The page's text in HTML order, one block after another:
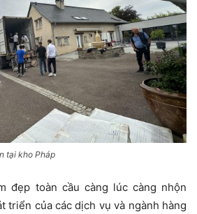
tại kho Pháp
đẹp toàn cầu càng lúc càng nhộn
triển của các dịch vụ và ngành hàng